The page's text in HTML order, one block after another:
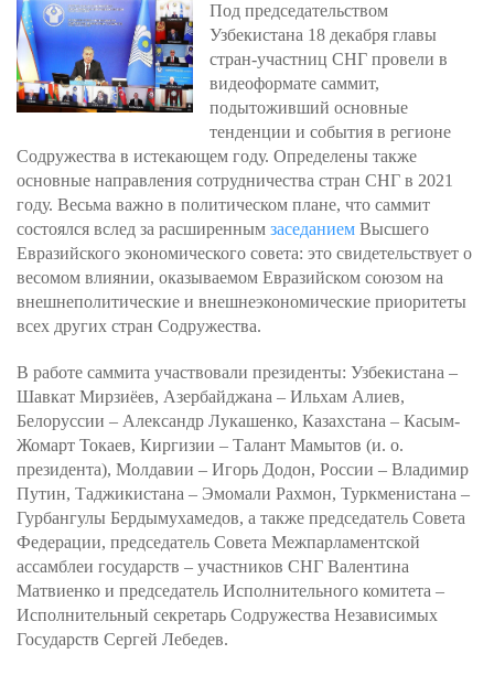
Под председательством
Узбекистана 18 декабря главы
стран-участниц СНГ провели в
видеоформате саммит,
подытоживший основные
тенденции и события в регионе
Содружества в истекающем году. Определены также
основные направления сотрудничества стран СНГ в 2021
году. Весьма важно в политическом плане, что саммит
состоялся вслед за расширенным заседанием Высшего
Евразийского экономического совета: это свидетельствует о
весомом влиянии, оказываемом Евразийском союзом на
внешнеполитические и внешнеэкономические приоритеты
всех других стран Содружества.
В работе саммита участвовали президенты: Узбекистана –
Шавкат Мирзиёев, Азербайджана – Ильхам Алиев,
Белоруссии – Александр Лукашенко, Казахстана – Касым-
Жомарт Токаев, Киргизии – Талант Мамытов (и. о.
президента), Молдавии – Игорь Додон, России – Владимир
Путин, Таджикистана – Эмомали Рахмон, Туркменистана –
Гурбангулы Бердымухамедов, а также председатель Совета
Федерации, председатель Совета Межпарламентской
ассамблеи государств – участников СНГ Валентина
Матвиенко и председатель Исполнительного комитета –
Исполнительный секретарь Содружества Независимых
Государств Сергей Лебедев.